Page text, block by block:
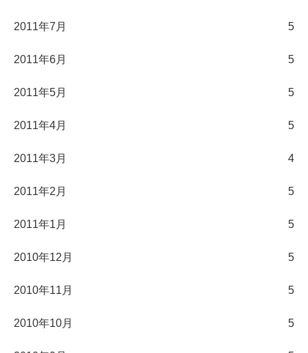
2011年7月 5
2011年6月 5
2011年5月 5
2011年4月 5
2011年3月 4
2011年2月 5
2011年1月 5
2010年12月 5
2010年11月 5
2010年10月 5